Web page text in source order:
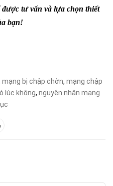
được tư vấn và lựa chọn thiết
bạn!
mạng bị chập chờn, mạng chập
lúc không, nguyên nhân mạng